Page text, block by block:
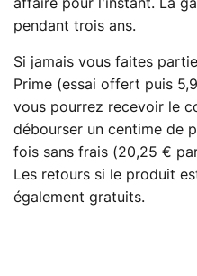
affaire pour l'instant. La
pendant trois ans.
Si jamais vous faites
Prime (essai offert puis
vous pourrez recevoir le
débourser un centime de
fois sans frais (20,25 €
Les retours si le produit
également gratuits.